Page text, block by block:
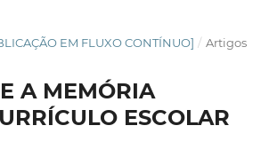
EM FLUXO CONTÍNUO] / Artigos
A MEMÓRIA
ESCOLAR